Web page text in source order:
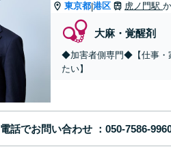
東京都|港区 虎ノ門駅
大麻・覚醒剤
◆加害者側専門◆【仕事・
たい】
電話でお問い合わせ